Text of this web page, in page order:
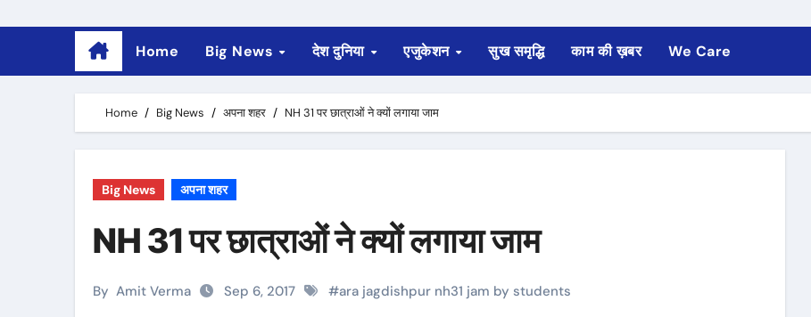
Home Big News देश दुनिया एजुकेशन सुख समृद्धि काम की ख़बर We Care
Home Big News अपना शहर NH 31 पर छात्राओं ने क्यों लगाया जाम
Big News अपना शहर
NH 31 पर छात्राओं ने क्यों लगाया जाम
By Amit Verma Sep 6, 2017 #ara jagdishpur nh31 jam by students